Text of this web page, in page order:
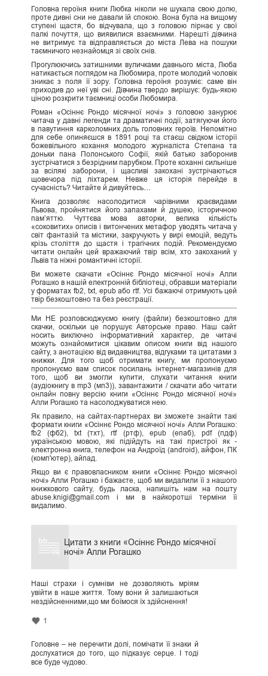
Головна героїня книги Любка ніколи не шукала свою долю,
проте дивні сни не давали їй спокою. Вона була на вищому
ступені щастя, бо відчувала, що з головою пірнає у свої
палкі почуття, що виявилися взаємними. Нарешті дівчина
не витримує та відправляється до міста Лева на пошуки
таємничого незнайомця зі своїх снів.
Прогулюючись затишними вуличками давнього міста, Люба
натикається поглядом на Любомира, проте молодий чоловік
зникає з поля її зору. Головна героїня розуміє: саме він
приходив до неї уві сні. Дівчина твердо вирішує: будь-якою
ціною розкрити таємниці особи Любомира.
Роман «Осіннє Рондо місячної ночі» з головою занурює
читача у давні легенди та драматичні події, затягуючи його
в павутиння карколомних доль головних героїв. Непомітно
для себе опиняєшся в 1891 році та стаєш свідком історії
божевільного кохання молодого журналіста Степана та
доньки пана Полонського Софії, якій батько заборонив
зустрічатися з безрідним парубком. Проте коханні сильніше
за всілякі заборони, і щасливі закохані зустрічаються
щовечора під ліхтарем. Невже ця історія перейде в
сучасність? Читайте й дивуйтесь…
Книга дозволяє насолодитися чарівними краєвидами
Львова, пройнятися його запахами й душею, історичною
пам’яттю. Чуттєва мова авторки, велика кількість
«соковитих» описів і витончених метафор уводять читача у
світ фантазій та містики, закручують у вирі емоцій, ведуть
крізь століття до щастя і трагічних подій. Рекомендуємо
читати онлайн цей вражаючий твір всім, хто закоханий у
Львів та ніжні романтичні історії.
Ви можете скачати «Осіннє Рондо місячної ночі» Алли
Рогашко в нашій електронній бібліотеці, обравши матеріали
у форматах fb2, txt, epub або rtf. Усі бажаючі отримують цей
твір безкоштовно та без реєстрації.
Ми НЕ розповсюджуємо книгу (файли) безкоштовно для
скачки, оскільки це порушує Авторське право. Наш сайт
носить виключно інформативний характер, де читачі
можуть ознайомитися цікавим описом книги від нашого
сайту, з анотацією від видавництва, відгуками та цитатами з
книжки. Для того щоб отримати книгу, ми пропонуємо
пропонуємо вам список посилань інтернет-магазинів для
того, щоб ви змогли купити, слухати читання книги
(аудіокнигу в mp3 (мп3)), завантажити / скачати або читати
онлайн повну версію книги «Осіннє Рондо місячної ночі»
Алли Рогашко та насолоджуватися нею.
Як правило, на сайтах-партнерах ви зможете знайти такі
формати книги «Осіннє Рондо місячної ночі» Алли Рогашко:
fb2 (фб2), txt (тхт), rtf (ртф), epub (епаб), pdf (пдф)
українською мовою, які підійдуть на такі пристрої як -
електронна книга, телефон на Андроїд (android), айфон, ПК
(комп'ютер), айпад.
Якщо ви є правовласником книги «Осіннє Рондо місячної
ночі» Алли Рогашко і бажаєте, щоб ми видалили її з нашого
книжкового сайту, будь ласка, напишіть нам на пошту
abuse.knigi@gmail.com і ми в найкоротші терміни її
видалимо.
Цитати з книги «Осіннє Рондо місячної
ночі» Алли Рогашко
Наші страхи і сумніви не дозволяють мріям
увійти в наше життя. Тому вони й залишаються
нездійсненними,що ми боїмося їх здійснення!
1
Головне – не перечити долі, помічати її знаки й
дослухатися до того, що підказує серце. І тоді
все буде чудово.